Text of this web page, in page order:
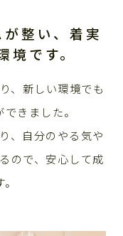
整い、着実
境です。
、 新しい環境でも
きました。
、 自分のやる気や
ので、安心して成